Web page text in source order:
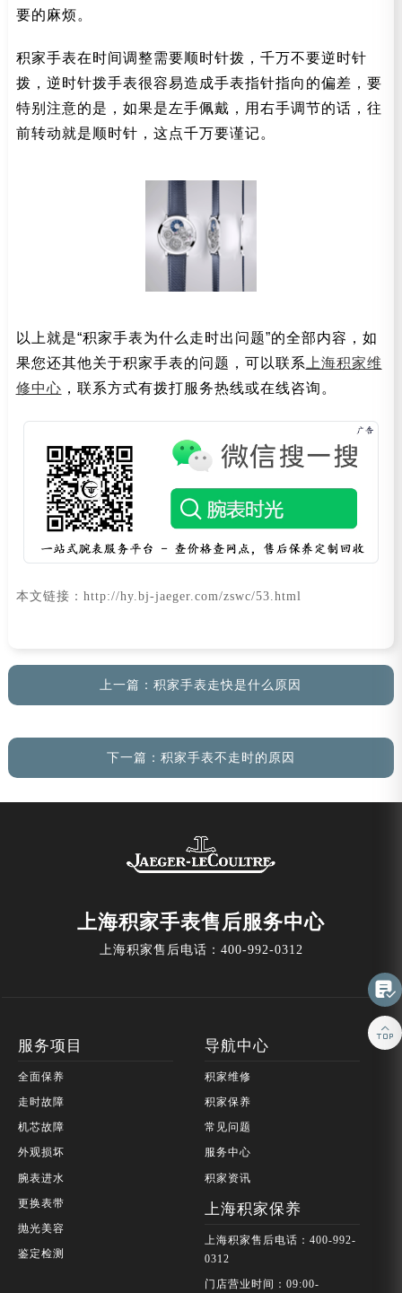
要的麻烦。
积家手表在时间调整需要顺时针拨，千万不要逆时针
拨，逆时针拨手表很容易造成手表指针指向的偏差，要
特别注意的是，如果是左手佩戴，用右手调节的话，往
前转动就是顺时针，这点千万要谨记。
以上就是“积家手表为什么走时出问题”的全部内容，如
果您还其他关于积家手表的问题，可以联系 上海积家维
修中心 ，联系方式有拨打服务热线或在线咨询。
本文链接：http://hy.bj-jaeger.com/zswc/53.html
上一篇：积家手表走快是什么原因
下一篇： 积家手表不走时的原因
上海积家手表售后服务中心
上海积家售后电话： 400-992-0312
服务项目
全面保养
走时故障
机芯故障
外观损坏
腕表进水
更换表带
抛光美容
鉴定检测
导航中心
积家维修
积家保养
常见问题
服务中心
积家资讯
上海积家保养
上海积家售后电话：400-992-
0312
门店营业时间：09:00-

